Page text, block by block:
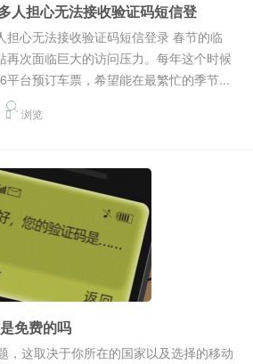
人担心无法接收验证码短信登
担心无法接收验证码短信登录 春节的临
再次面临巨大的访问压力。每年这个时候
平台预订车票，希望能在最繁忙的季节...
浏览
免费的吗
，这取决于你所在的国家以及选择的移动